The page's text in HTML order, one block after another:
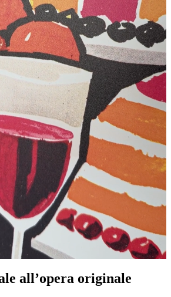
all’opera originale